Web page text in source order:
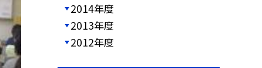
2014年度
2013年度
2012年度